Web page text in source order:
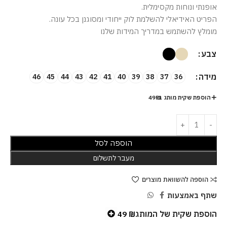
אופנתי ונוחות מקסימלית.
הפריט האידיאלי להשלמת לוק ייחודי ומסוגנן בכל עונה.
מומלץ להשתמש במדריך המידות שלנו
צבע
מידה 36
37
38
39
40
41
42
43
44
45
46
הוספת שקית מותג ב-49₪
הוספה לסל
מעבר לתשלום
הוספה להשוואת מוצרים
שתף באמצעות
הוספת שקית של המותג 49 ₪